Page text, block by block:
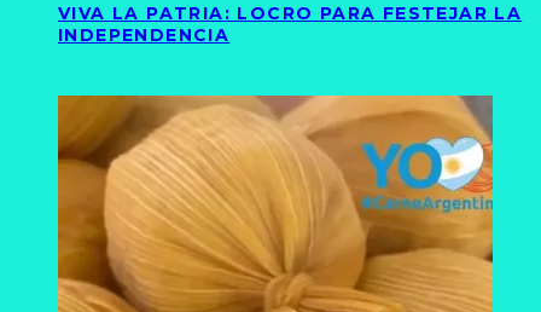
VIVA LA PATRIA: LOCRO PARA FESTEJAR LA
INDEPENDENCIA